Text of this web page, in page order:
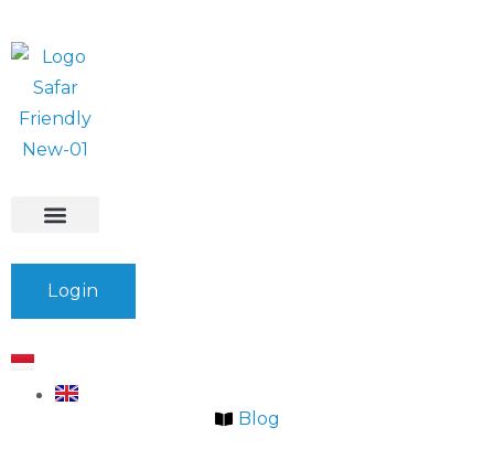
Login
Blog